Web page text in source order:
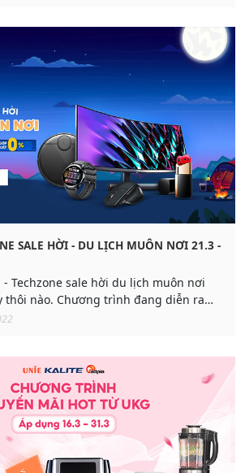
SALE HỜI - DU LỊCH MUÔN NƠI 21.3 -
- Techzone sale hời du lịch muôn nơi
thôi nào. Chương trình đang diễn ra